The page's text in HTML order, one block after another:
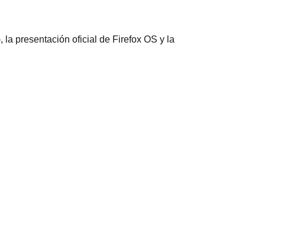
presentación oficial de Firefox OS y la